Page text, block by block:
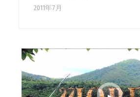
2011年7月